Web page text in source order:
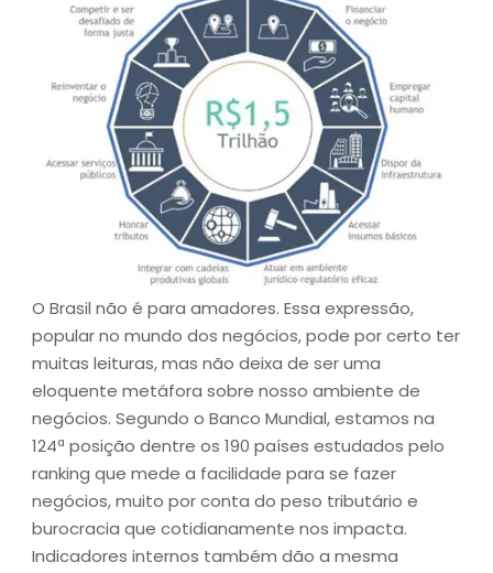
O Brasil não é para amadores. Essa expressão,
popular no mundo dos negócios, pode por certo ter
muitas leituras, mas não deixa de ser uma
eloquente metáfora sobre nosso ambiente de
negócios. Segundo o Banco Mundial, estamos na
124ª posição dentre os 190 países estudados pelo
ranking que mede a facilidade para se fazer
negócios, muito por conta do peso tributário e
burocracia que cotidianamente nos impacta.
Indicadores internos também dão a mesma